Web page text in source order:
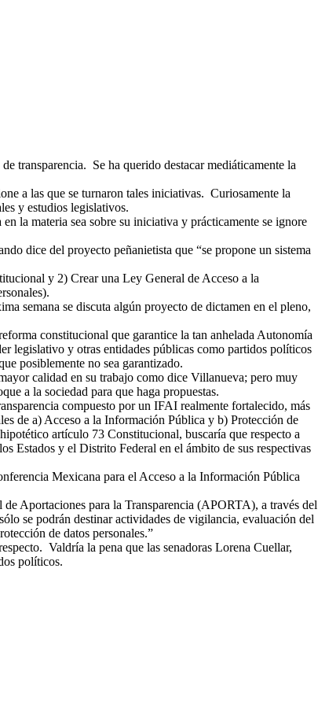
transparencia. Se ha querido destacar mediáticamente la
a las que se turnaron tales iniciativas. Curiosamente la
y estudios legislativos.
la materia sea sobre su iniciativa y prácticamente se ignore
dice del proyecto peñanietista que “se propone un sistema
y 2) Crear una Ley General de Acceso a la
semana se discuta algún proyecto de dictamen en el pleno,
constitucional que garantice la tan anhelada Autonomía
legislativo y otras entidades públicas como partidos políticos
posiblemente no sea garantizado.
calidad en su trabajo como dice Villanueva; pero muy
a la sociedad para que haga propuestas.
compuesto por un IFAI realmente fortalecido, más
de a) Acceso a la Información Pública y b) Protección de
artículo 73 Constitucional, buscaría que respecto a
Estados y el Distrito Federal en el ámbito de sus respectivas
Mexicana para el Acceso a la Información Pública
Aportaciones para la Transparencia (APORTA), a través del
se podrán destinar actividades de vigilancia, evaluación del
de datos personales.”
Valdría la pena que las senadoras Lorena Cuellar,
políticos.